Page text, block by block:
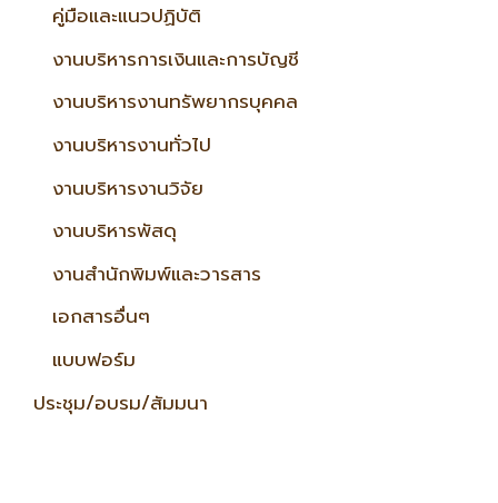
คู่มือและแนวปฏิบัติ
งานบริหารการเงินและการบัญชี
งานบริหารงานทรัพยากรบุคคล
งานบริหารงานทั่วไป
งานบริหารงานวิจัย
งานบริหารพัสดุ
งานสำนักพิมพ์และวารสาร
เอกสารอื่นๆ
แบบฟอร์ม
ประชุม/อบรม/สัมมนา